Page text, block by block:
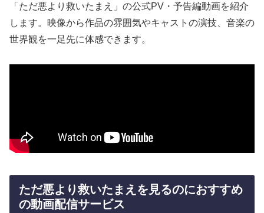
「ただ悪より救いたまえ」の公式PV・予告編動画を紹介
します。映像から作品の雰囲気やキャストの演技、音楽の
世界観を一足先に体感できます。
ただ悪より救いたまえを見るのにおすすめ
の動画配信サービス